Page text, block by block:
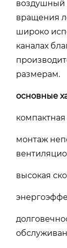
воздушный
вращения
широко
каналах
размерам.
основные
монтаж
высокая